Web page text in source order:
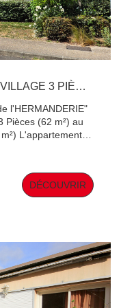
APPARTEMENT ELANCOURT VILLAGE 3 PIÈCES 62 M²
l'HERMANDERIE"
couverte.
Contactez
Versailles 410
DÉCOUVRIR